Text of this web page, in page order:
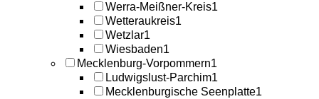
Werra-Meißner-Kreis1
Wetteraukreis1
Wetzlar1
Wiesbaden1
Mecklenburg-Vorpommern1
Ludwigslust-Parchim1
Mecklenburgische Seenplatte1